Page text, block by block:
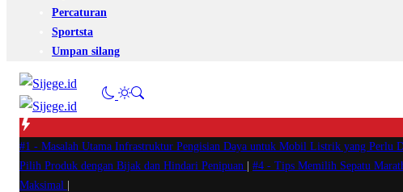
Percaturan
Sportsta
Umpan silang
#1 - Masalah Utama Infrastruktur Pengisian Daya untuk Mobil Listrik yang Perlu
Pilih Produk dengan Bijak dan Hindari Penipuan
#4 - Tips Memilih Sepatu
Maksimal